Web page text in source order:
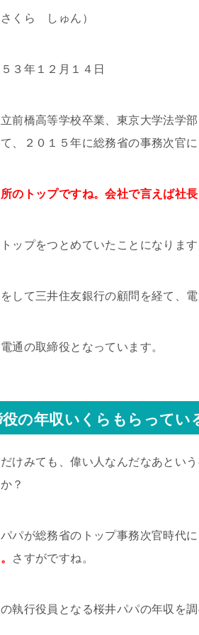
くら しゅん）
３年１２月１４日
前橋高等学校卒業、東京大学法学
、２０１５年に総務省の事務次官に
のトップですね。会社で言えば社長
ップをつとめていたことになりま
して三井住友銀行の顧問を経て、
通の取締役となっています。
役の年収いくらもらってい
けみても、偉い人なんだなあとい
？
パが総務省のトップ事務次官時代に
さすがですね。
執行役員となる桜井パパの年収を調